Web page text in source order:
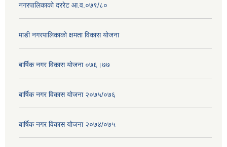
नगरपालिकाको दररेट आ.व.०७९/८०
माडी नगरपालिकाको क्षमता विकास योजना
बार्षिक नगर विकास योजना ०७६।७७
बार्षिक नगर विकास योजना २०७५/०७६
बार्षिक नगर विकास योजना २०७४/०७५